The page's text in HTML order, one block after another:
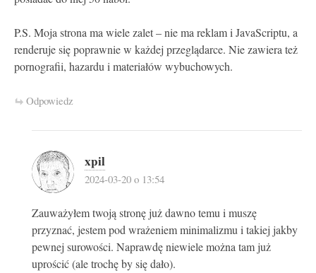
P.S. Moja strona ma wiele zalet – nie ma reklam i JavaScriptu, a
renderuje się poprawnie w każdej przeglądarce. Nie zawiera też
pornografii, hazardu i materiałów wybuchowych.
Odpowiedz
xpil
2024-03-20 o 13:54
Zauważyłem twoją stronę już dawno temu i muszę
przyznać, jestem pod wrażeniem minimalizmu i takiej jakby
pewnej surowości. Naprawdę niewiele można tam już
uprościć (ale trochę by się dało).